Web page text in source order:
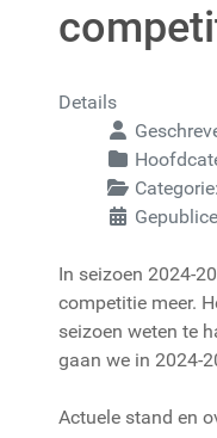
Details
Categorie:
In seizoen 2024-
competitie meer.
seizoen weten te
gaan we in 2024-
Actuele stand en